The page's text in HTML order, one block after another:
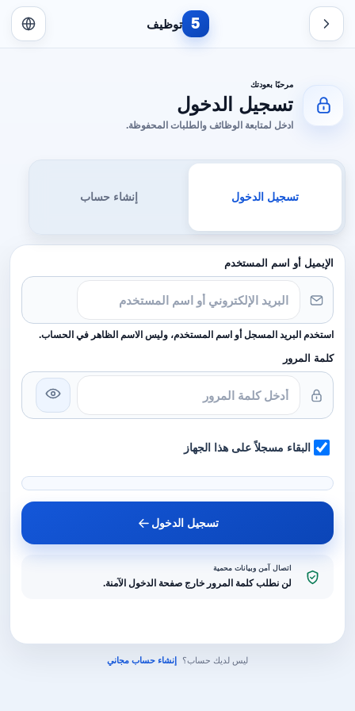
5 توظيف
مرحبًا بعودتك
تسجيل الدخول
ادخل لمتابعة الوظائف والطلبات المحفوظة.
تسجيل الدخول إنشاء حساب
الإيميل أو اسم المستخدم
استخدم البريد المسجل أو اسم المستخدم، وليس الاسم الظاهر في الحساب.
كلمة المرور
البقاء مسجلاً على هذا الجهاز
تسجيل الدخول
اتصال آمن وبيانات محمية
لن نطلب كلمة المرور خارج صفحة الدخول الآمنة.
ليس لديك حساب؟ إنشاء حساب مجاني